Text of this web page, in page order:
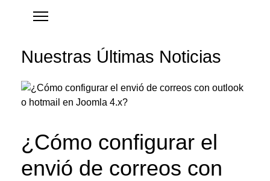
Nuestras Últimas Noticias
¿Cómo configurar el
envió de correos con